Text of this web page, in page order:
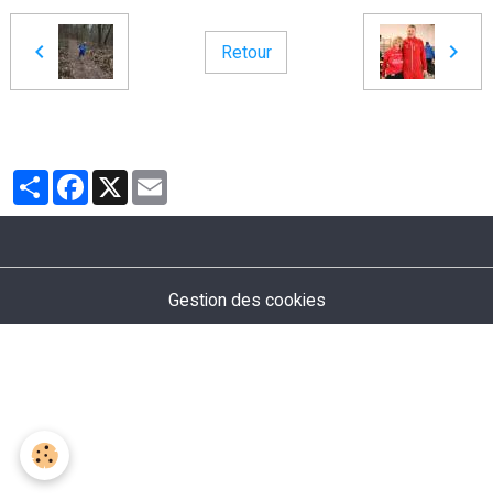
Retour
PartagerFacebook
X
Gestion des cookies